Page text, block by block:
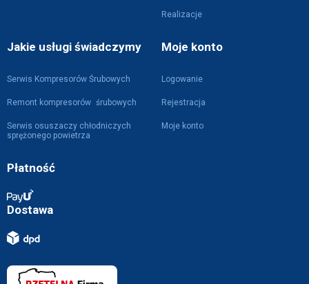
Realizacje
Jakie usługi świadczymy
Serwis Kompresorów Śrubowych
Remont kompresorów śrubowych
Serwis osuszaczy chłodniczych
sprężonego powietrza
Moje konto
Logowanie
Rejestracja
Moje konto
Płatność
Dostawa